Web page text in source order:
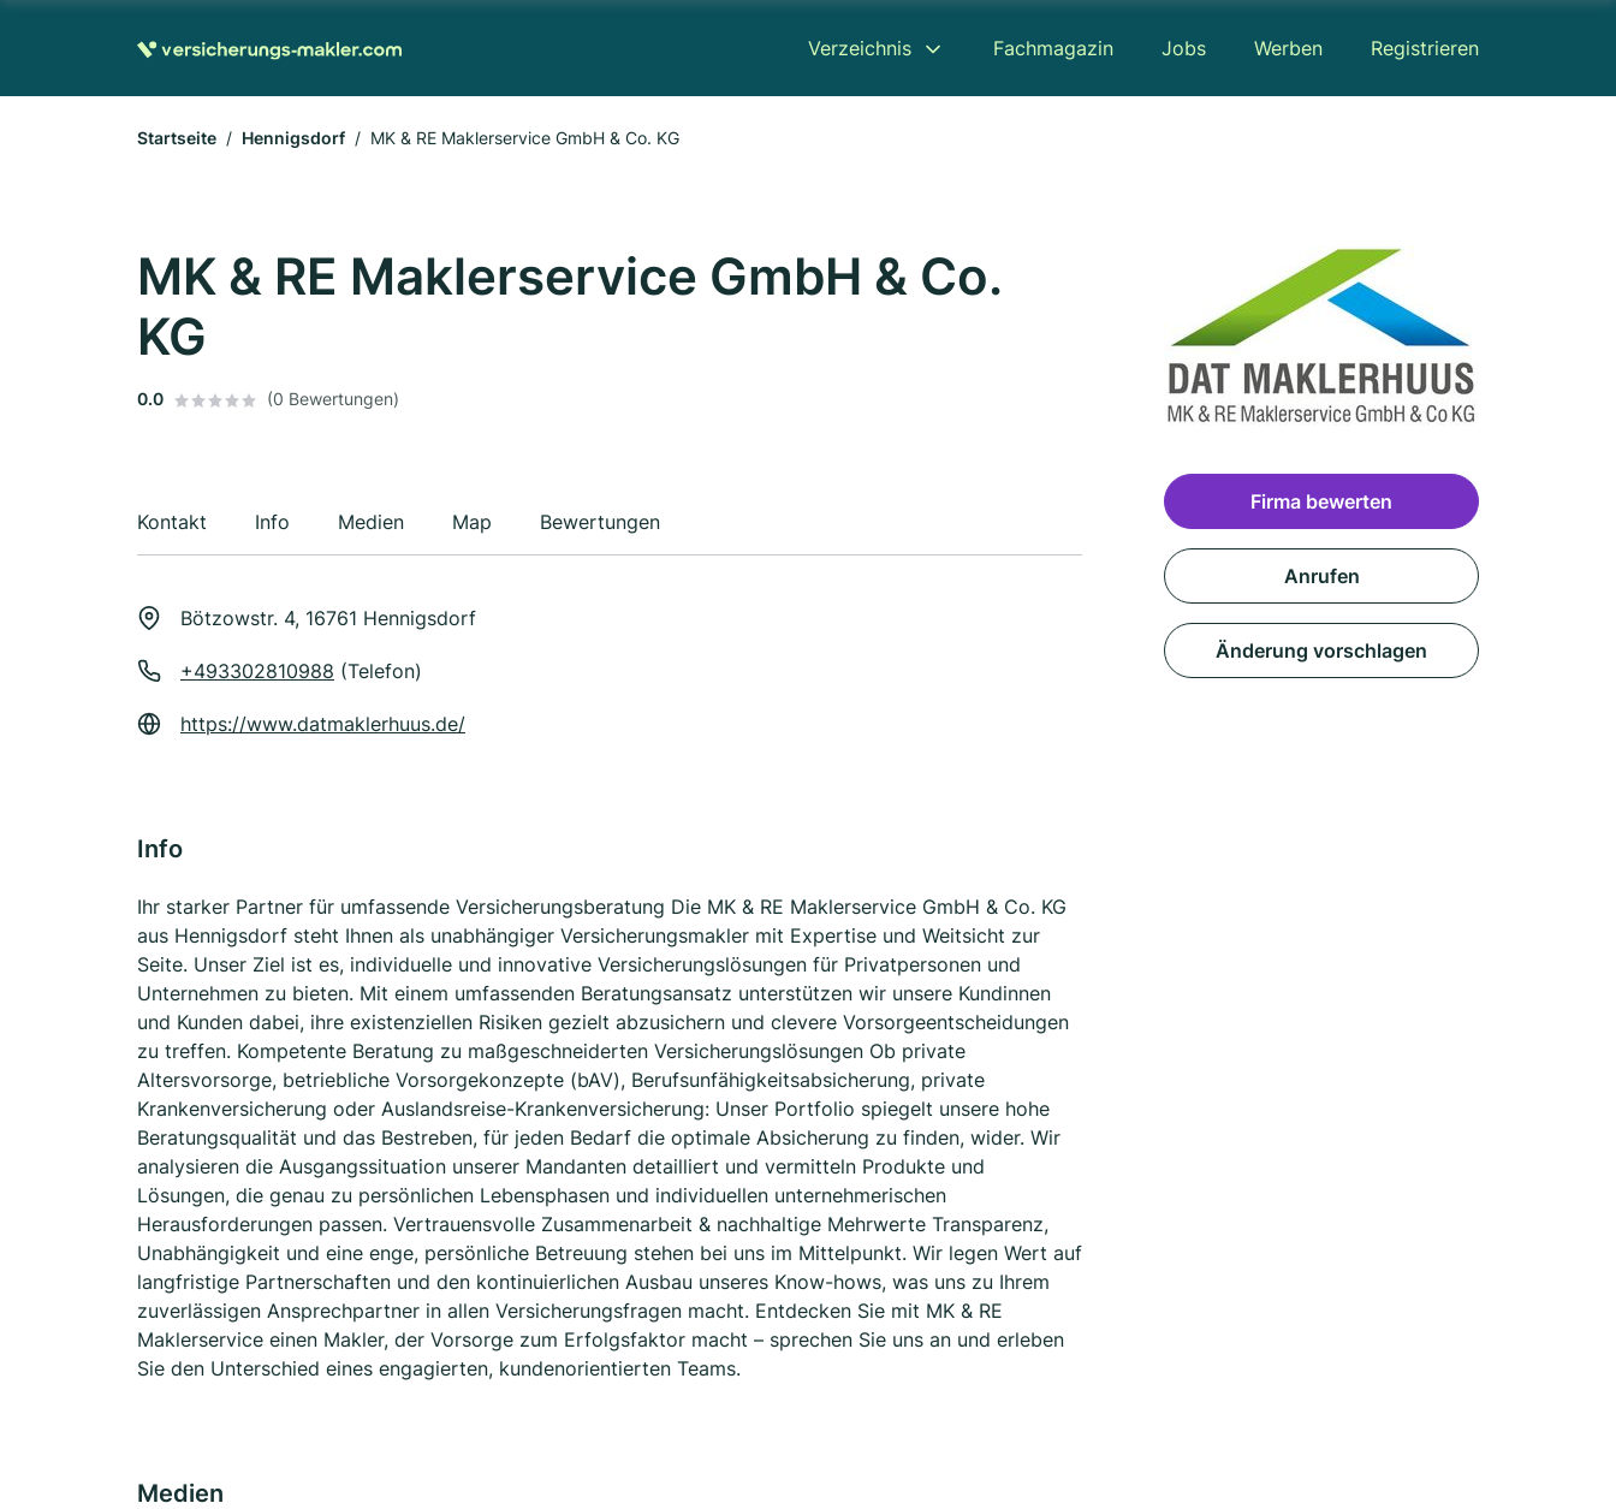
Verzeichnis Fachmagazin Jobs Werben Registrieren
Startseite Hennigsdorf MK & RE Maklerservice GmbH & Co. KG
MK & RE Maklerservice GmbH & Co.
KG
0.0 (0 Bewertungen)
Kontakt Info Medien Map Bewertungen
Bötzowstr. 4, 16761 Hennigsdorf
+493302810988 (Telefon)
https://www.datmaklerhuus.de/
Info
Ihr starker Partner für umfassende Versicherungsberatung Die MK & RE Maklerservice GmbH & Co. KG
aus Hennigsdorf steht Ihnen als unabhängiger Versicherungsmakler mit Expertise und Weitsicht zur
Seite. Unser Ziel ist es, individuelle und innovative Versicherungslösungen für Privatpersonen und
Unternehmen zu bieten. Mit einem umfassenden Beratungsansatz unterstützen wir unsere Kundinnen
und Kunden dabei, ihre existenziellen Risiken gezielt abzusichern und clevere Vorsorgeentscheidungen
zu treffen. Kompetente Beratung zu maßgeschneiderten Versicherungslösungen Ob private
Altersvorsorge, betriebliche Vorsorgekonzepte (bAV), Berufsunfähigkeitsabsicherung, private
Krankenversicherung oder Auslandsreise-Krankenversicherung: Unser Portfolio spiegelt unsere hohe
Beratungsqualität und das Bestreben, für jeden Bedarf die optimale Absicherung zu finden, wider. Wir
analysieren die Ausgangssituation unserer Mandanten detailliert und vermitteln Produkte und
Lösungen, die genau zu persönlichen Lebensphasen und individuellen unternehmerischen
Herausforderungen passen. Vertrauensvolle Zusammenarbeit & nachhaltige Mehrwerte Transparenz,
Unabhängigkeit und eine enge, persönliche Betreuung stehen bei uns im Mittelpunkt. Wir legen Wert auf
langfristige Partnerschaften und den kontinuierlichen Ausbau unseres Know-hows, was uns zu Ihrem
zuverlässigen Ansprechpartner in allen Versicherungsfragen macht. Entdecken Sie mit MK & RE
Maklerservice einen Makler, der Vorsorge zum Erfolgsfaktor macht – sprechen Sie uns an und erleben
Sie den Unterschied eines engagierten, kundenorientierten Teams.
Medien
Firma bewerten
Anrufen
Änderung vorschlagen